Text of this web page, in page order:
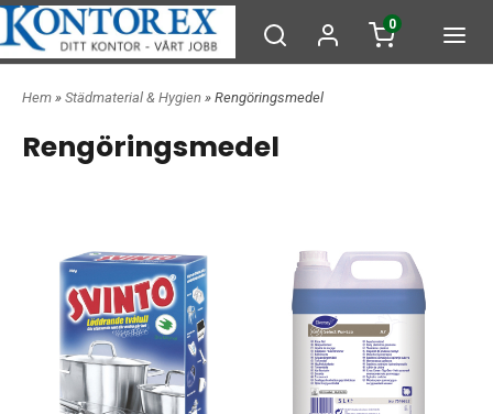
0
Hem » Städmaterial & Hygien » Rengöringsmedel
Rengöringsmedel